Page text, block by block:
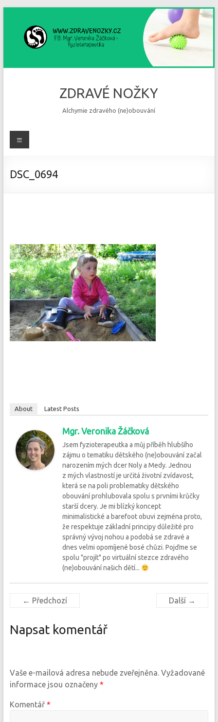
content
ZDRAVÉ NOŽKY
Alchymie zdravého (ne)obouvání
Menu
DSC_0694
About Latest Posts
Mgr. Veronika Žáčková
Jsem fyzioterapeutka a můj příběh hlubšího
zájmu o tematiku dětského (ne)obouvání začal
narozením mých dcer Noly a Medy. Jednou
z mých vlastností je určitá životní zvídavost,
která se na poli problematiky dětského
obouvání prohlubovala spolu s prvními krůčky
starší dcery. Je mi blízký koncept
minimalistické a barefoot obuvi zejména proto,
že respektuje základní principy důležité pro
správný vývoj nohou a podobá se zdravé a
dnes velmi opomíjené bosé chůzi. Pojďme se
spolu "projít" po virtuální stezce zdravého
(ne)obouvání našich dětí...
← Předchozí Další →
Napsat komentář
Vaše e-mailová adresa nebude zveřejněna. Vyžadované
informace jsou označeny *
Komentář *